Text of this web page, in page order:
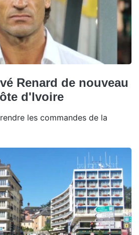
Renard de nouveau
d'Ivoire
les commandes de la